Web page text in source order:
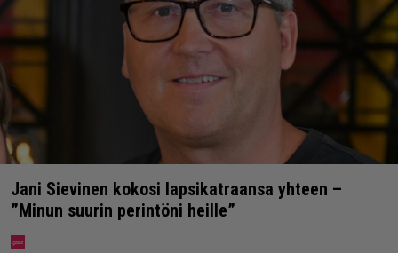
Jani Sievinen kokosi lapsikatraansa yhteen –
”Minun suurin perintöni heille”